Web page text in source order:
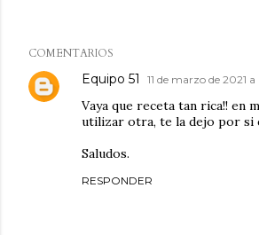
COMENTARIOS
Equipo 51 11 de marzo de 2021 a
Vaya que receta tan rica!! en
utilizar otra, te la dejo por si
Saludos.
RESPONDER